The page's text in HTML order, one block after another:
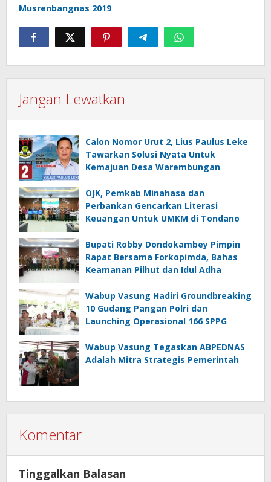
Musrenbangnas 2019
Jangan Lewatkan
Calon Nomor Urut 2, Lius Paulus Leke
Tawarkan Solusi Nyata Untuk
Kemajuan Desa Warembungan
OJK, Pemkab Minahasa dan
Perbankan Gencarkan Literasi
Keuangan Untuk UMKM di Tondano
Bupati Robby Dondokambey Pimpin
Rapat Bersama Forkopimda, Bahas
Keamanan Pilhut dan Idul Adha
Wabup Vasung Hadiri Groundbreaking
10 Gudang Pangan Polri dan
Launching Operasional 166 SPPG
Wabup Vasung Tegaskan ABPEDNAS
Adalah Mitra Strategis Pemerintah
Komentar
Tinggalkan Balasan